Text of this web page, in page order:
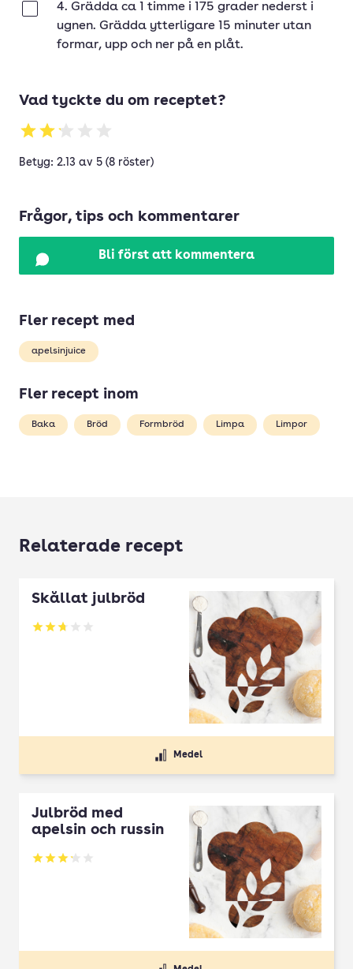
4. Grädda ca 1 timme i 175 grader nederst i
ugnen. Grädda ytterligare 15 minuter utan
formar, upp och ner på en plåt.
Vad tyckte du om receptet?
Betyg: 2.13 av 5 (8 röster)
Frågor, tips och kommentarer
Bli först att kommentera
Fler recept med
apelsinjuice
Fler recept inom
Baka Bröd Formbröd Limpa Limpor
Relaterade recept
Skållat julbröd
Betyg: 2.75 av 5
Medel
Julbröd med
apelsin och russin
Betyg: 3.2 av 5